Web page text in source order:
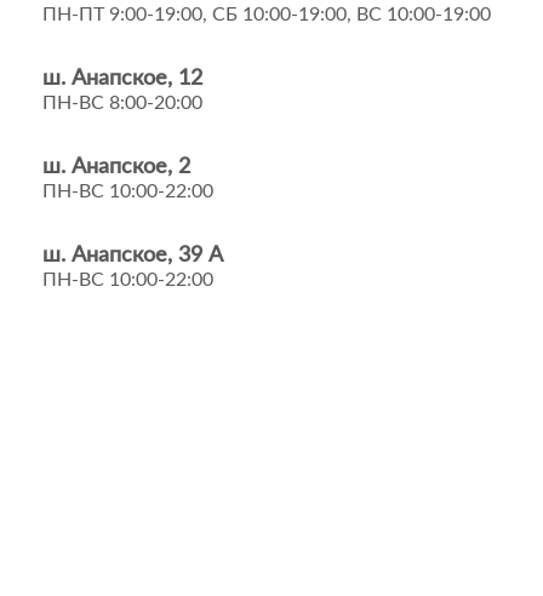
ПН-ПТ 9:00-19:00, СБ 10:00-19:00, ВС 10:00-19:00
ш. Анапское, 12
ПН-ВС 8:00-20:00
ш. Анапское, 2
ПН-ВС 10:00-22:00
ш. Анапское, 39 А
ПН-ВС 10:00-22:00